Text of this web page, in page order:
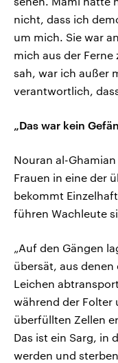
nicht, dass ich
um mich. Sie war
mich aus der Ferne
sah, war ich außer
verantwortlich,
„Das war kein
Nouran al-
Frauen in eine der
bekommt
führen Wachleute
„Auf den Gängen
übersät, aus denen
Leichen
während der Folter
überfüllten Zellen
Das ist ein Sarg, in
werden und